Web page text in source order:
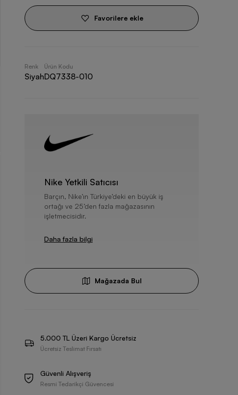
Favorilere ekle
Renk
Siyah
Ürün Kodu
DQ7338-010
Nike Yetkili Satıcısı
Barçın, Nike’ın Türkiye’deki en büyük iş
ortağı ve 25’den fazla mağazasının
işletmecisidir.
Daha fazla bilgi
Mağazada Bul
5.000 TL Üzeri Kargo Ücretsiz
Ücretsiz Teslimat Fırsatı
Güvenli Alışveriş
Resmi Tedarikçi Güvencesi